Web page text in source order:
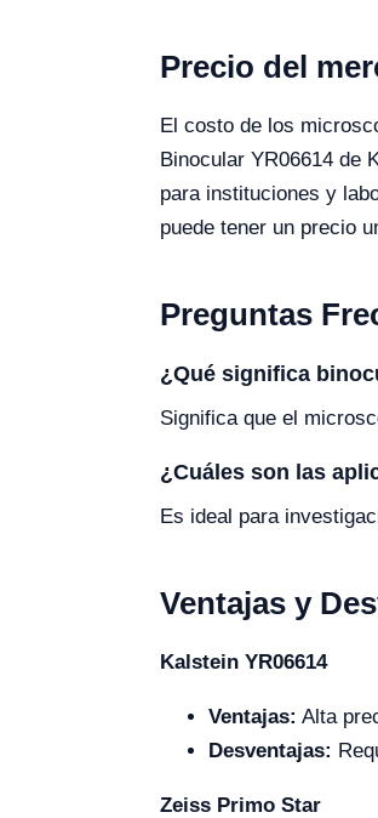
Precio del
El costo de los
Binocular YR06614 de
para instituciones y
puede tener un precio
Preguntas
¿Qué significa
Significa que el
¿Cuáles son las
Es ideal para
Ventajas y
Kalstein YR06614
Ventajas: Alta
Desventajas:
Zeiss Primo Star